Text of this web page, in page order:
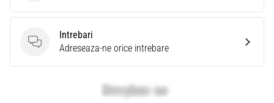
Intrebari
Intrebari
Adreseaza-ne orice intrebare